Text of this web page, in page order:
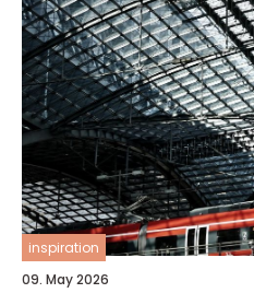
inspiration
09. May 2026